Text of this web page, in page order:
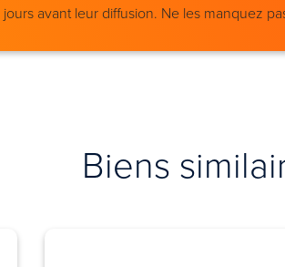
avant leur diffusion. Ne les manquez
Biens